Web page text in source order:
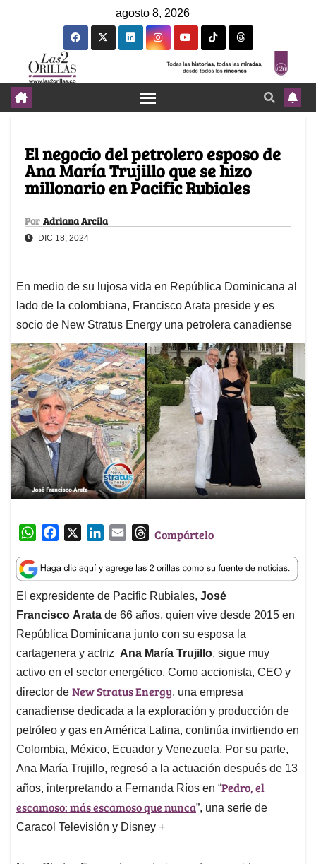
agosto 8, 2026
El negocio del petrolero esposo de
Ana María Trujillo que se hizo
millonario en Pacific Rubiales
Por Adriana Arcila
DIC 18, 2024
En medio de su lujosa vida en República Dominicana al
lado de la colombiana, Francisco Arata preside y es
socio de New Stratus Energy una petrolera canadiense
W
a
t
s
A
p
p
c
e
b
o
o
k
n
k
e
d
I
n
a
i
l
T
r
e
a
d
s
Compártelo
El expresidente de Pacific Rubiales, José
Francisco Arata de 66 años, quien vive desde 2015 en
República Dominicana junto con su esposa la
cartagenera y actriz Ana María Trujillo, sigue muy
activo en el sector energético. Como accionista, CEO y
director de New Stratus Energy, una empresa
canadiense dedicada a la exploración y producción de
petróleo y gas en América Latina, continúa invirtiendo en
Colombia, México, Ecuador y Venezuela. Por su parte,
Ana María Trujillo, regresó a la actuación después de 13
años, interpretando a Fernanda Ríos en “Pedro, el
escamoso: más escamoso que nunca”, una serie de
Caracol Televisión y Disney +